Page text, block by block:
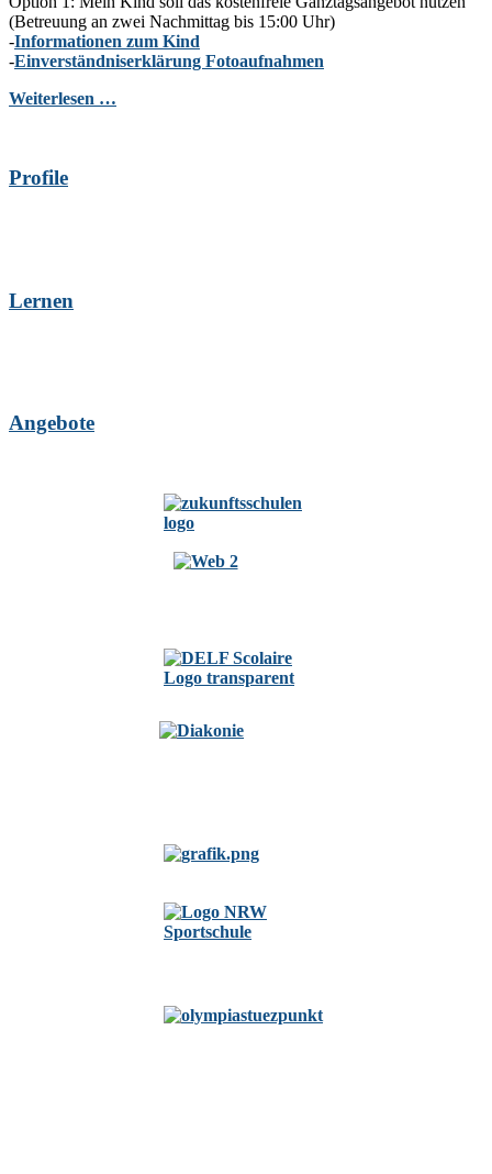
(Betreuung an zwei Nachmittag bis 15:00 Uhr)
-Informationen zum Kind
-Einverständniserklärung Fotoaufnahmen
Weiterlesen …
Profile
Lernen
Angebote